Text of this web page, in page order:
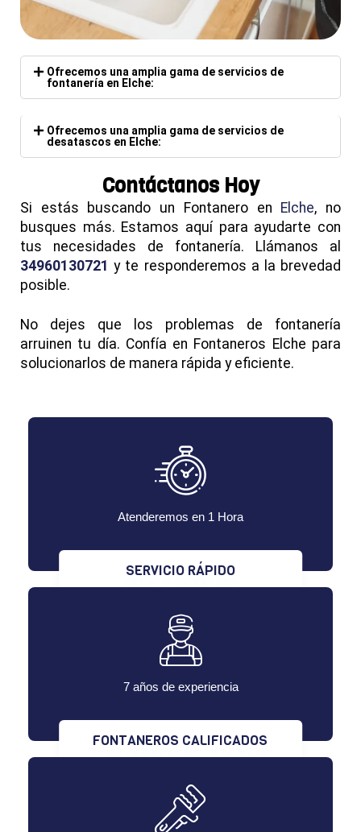
Ofrecemos una amplia gama de servicios de
fontanería en Elche:
Ofrecemos una amplia gama de servicios de
desatascos en Elche:
Contáctanos Hoy
Si estás buscando un Fontanero en Elche, no
busques más. Estamos aquí para ayudarte con
tus necesidades de fontanería. Llámanos al
34960130721 y te responderemos a la brevedad
posible.
No dejes que los problemas de fontanería
arruinen tu día. Confía en Fontaneros Elche para
solucionarlos de manera rápida y eficiente.
Atenderemos en 1 Hora
SERVICIO RÁPIDO
7 años de experiencia
FONTANEROS CALIFICADOS